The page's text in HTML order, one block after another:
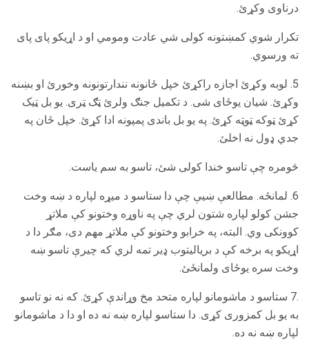
درناوی وکړئ.
تکرار شوي کمښتونه کولی شي عادت ومومي او د اړیکو پای پای
ته ورسوي.
5. لوبه وکړئ اجازه راکړئ خپل ځانونه نندارتونونه وخورئ او بښنه
وکړئ. شیان یوځای شی. د تکمیل جنګ ولرئ ټګ ټری. یو بل ټیک
کړئ ټوکه ټوټه کړئ. په یو بل باندی پمپونه ادا کړئ. خپل ځان په
جدي ډول نه اخلئ.
څومره چې تاسو خندا کولی شئ، تاسو به سم یاست.
6. لمانځه. مطالعې ښیې چې دا ستاسو د میړه لپاره د ښه وخت
جشن کولو لپاره شتون لري چې په ناوړه وختونو کې ملاتړ
کوونکی وي. البته، په خرابو وختونو کې ملاتړ مهم دی، مګر دا د
اړیکو په برخه کې د بریالیتوب ډیر تمه لري که چیرې تاسو ښه
وخت سره یوځای ولمانځئ.
.7 ستاسو د ماشومانو لپاره متحد مخ وړاندې کړئ. که نه نو تاسو
به یو بل کمزوری کړی. دا ستاسو لپاره ښه نه ده او دا د ماشومانو
لپاره ښه نه ده.